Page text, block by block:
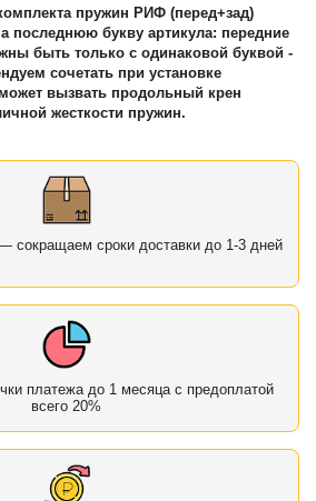
пружин РИФ (перед+зад)
последнюю букву артикула: передние
быть только с одинаковой буквой -
сочетать при установке
вызвать продольный крен
жесткости пружин.
сокращаем сроки доставки до 1-3 дней
платежа до 1 месяца с предоплатой
всего 20%